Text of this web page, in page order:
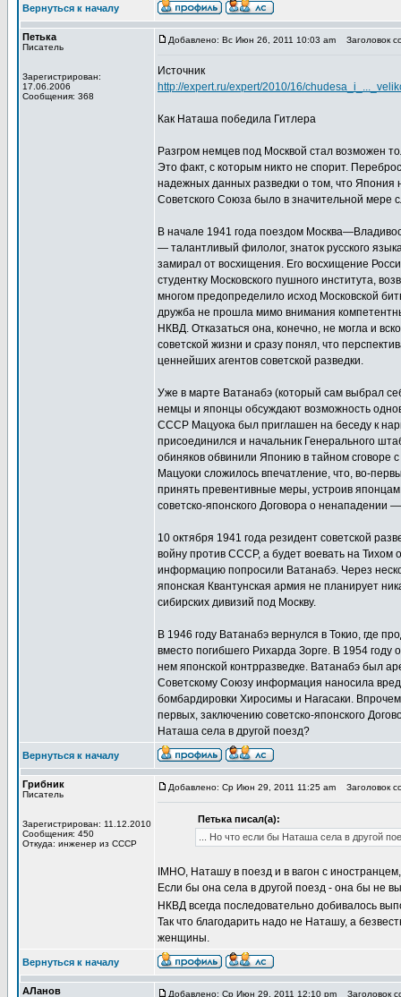
Вернуться к началу
Петька
Писатель
Зарегистрирован:
17.06.2006
Сообщения: 368
Добавлено: Вс Июн 26, 2011 10:03 am Заголовок
Источник
http://expert.ru/expert/2010/16/
Как Наташа победила Гитлера
Разгром немцев под Москвой стал возможен
Это факт, с которым никто не спорит.
надежных данных разведки о том, что
Советского Союза было в значительной мере
В начале 1941 года поездом
— талантливый филолог, знаток русского
замирал от восхищения. Его восхищение
студентку Московского пушного института,
многом предопределило исход Московской
дружба не прошла мимо внимания
НКВД. Отказаться она, конечно, не могла и
советской жизни и сразу понял, что
ценнейших агентов советской разведки.
Уже в марте Ватанабэ (который сам выбрал
немцы и японцы обсуждают возможность
СССР Мацуока был приглашен на беседу к
присоединился и начальник Генерального
обиняков обвинили Японию в тайном сговоре
Мацуоки сложилось впечатление, что, во-
принять превентивные меры, устроив
советско-японского Договора о ненападении
10 октября 1941 года резидент советской
войну против СССР, а будет воевать на
информацию попросили Ватанабэ. Через
японская Квантунская армия не планирует
сибирских дивизий под Москву.
В 1946 году Ватанабэ вернулся в Токио, где
вместо погибшего Рихарда Зорге. В 1954
нем японской контрразведке. Ватанабэ был
Советскому Союзу информация наносила
бомбардировки Хиросимы и Нагасаки.
первых, заключению советско-японского
Наташа села в другой поезд?
Вернуться к началу
Грибник
Писатель
Зарегистрирован: 11.12.2010
Сообщения: 450
Откуда: инженер из СССР
Добавлено: Ср Июн 29, 2011 11:25 am Заголовок
Петька писал(а):
... Но что если бы Наташа села в другой
IMHO, Наташу в поезд и в вагон с
Если бы она села в другой поезд - она бы не
НКВД всегда последовательно добивалось
Так что благодарить надо не Наташу, а
женщины.
Вернуться к началу
АЛанов Добавлено: Ср Июн 29, 2011 12:10 pm Заголовок